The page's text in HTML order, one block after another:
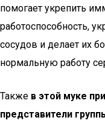
помогает укрепить
работоспособность,
сосудов и делает их
нормальную работу
Также в этой муке
представители